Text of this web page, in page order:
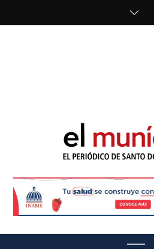
El Munícipe
Menu